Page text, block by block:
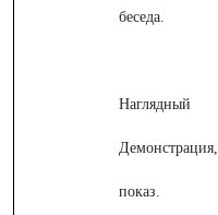
беседа.
Наглядный
Демонстрация,
показ.